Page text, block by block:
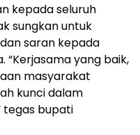
kepada seluruh
sungkan untuk
saran kepada
“Kerjasama yang baik,
masyarakat
kunci dalam
tegas bupati